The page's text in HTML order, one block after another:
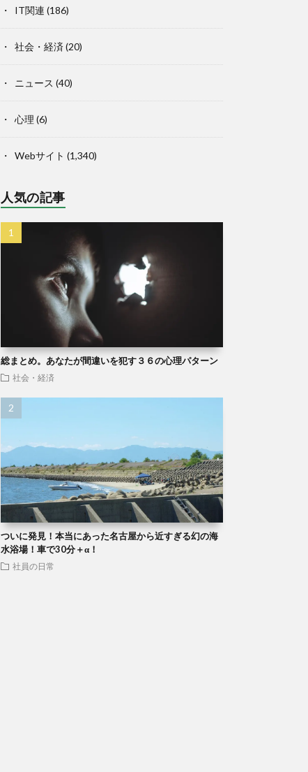
IT関連 (186)
社会・経済(20)
ニュース (40)
心理 (6)
Webサイト (1,340)
人気の記事
総まとめ。あなたが間違いを犯す３６の心理パターン
社会・経済
ついに発見！本当にあった名古屋から近すぎる幻の海
水浴場！車で30分＋α！
社員の日常